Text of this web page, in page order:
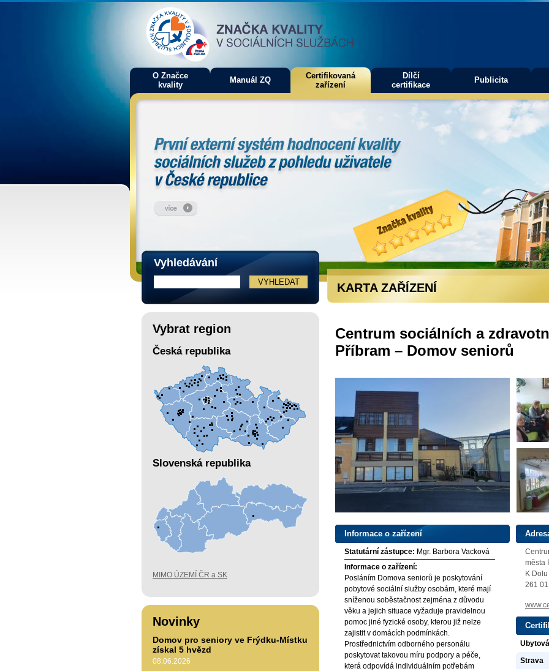
O Značce
kvality
Manuál ZQ
Certifikovaná
zařízení
Dílčí
certifikace
Publicita
Vyhledávání
Vybrat region
Česká republika
Slovenská republika
MIMO ÚZEMÍ ČR a SK
Novinky
Domov pro seniory ve Frýdku-Místku
získal 5 hvězd
08.06.2026
KARTA ZAŘÍZENÍ
Centrum sociálních a
Příbram – Domov seniorů
Informace o zařízení
Statutární zástupce: Mgr. Barbora Vacková
Informace o zařízení:
Posláním Domova seniorů je poskytování
pobytové sociální služby osobám, které mají
sníženou soběstačnost zejména z důvodu
věku a jejich situace vyžaduje pravidelnou
pomoc jiné fyzické osoby, kterou již nelze
zajistit v domácích podmínkách.
Prostřednictvím odborného personálu
poskytovat takovou míru podpory a péče,
která odpovídá individuálním potřebám
města
K
261 01
Strava